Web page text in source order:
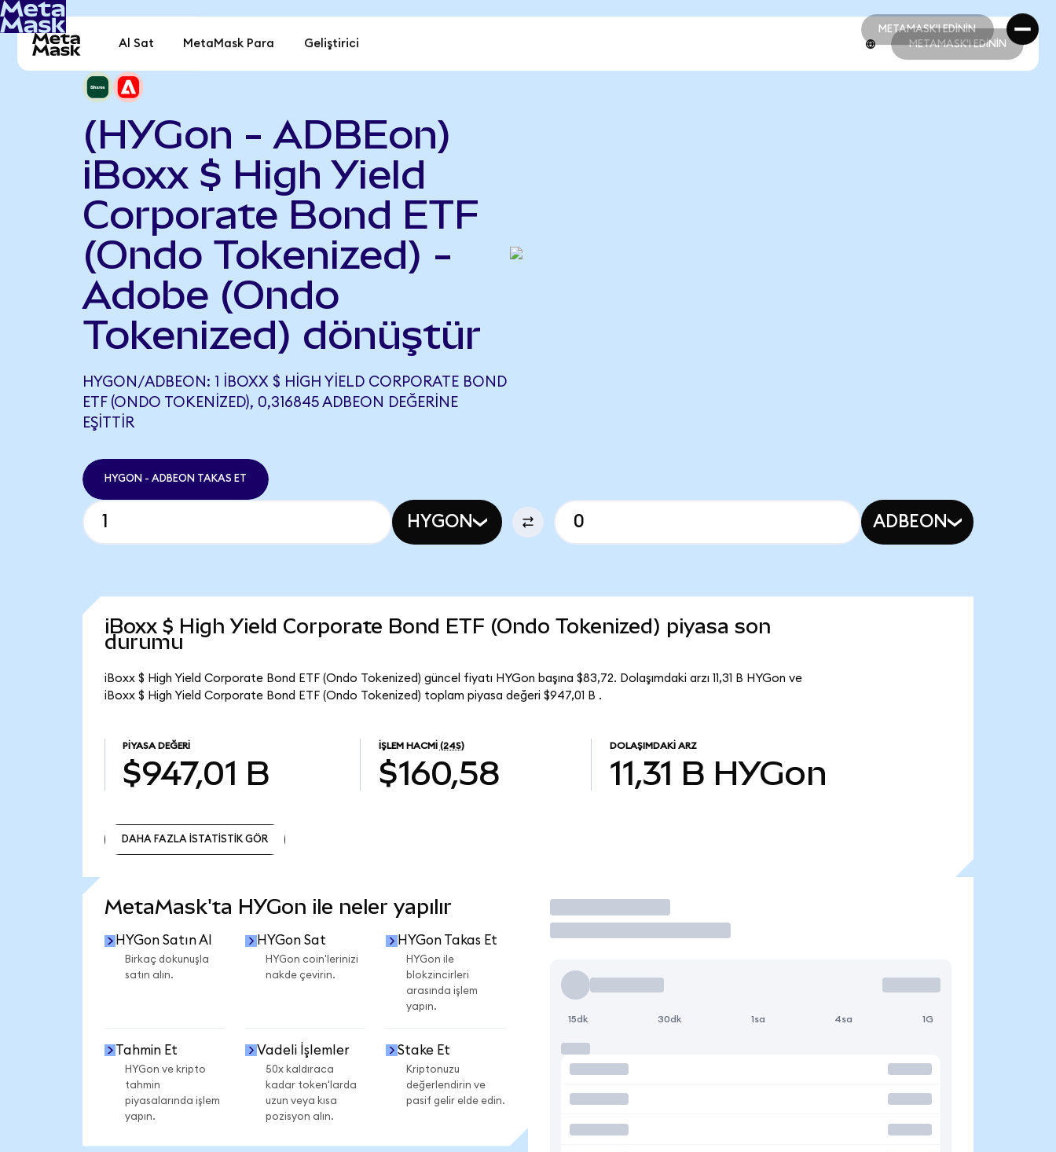
METAMASK'I EDİNİN
METAMASK'I EDİNİN
Al Sat MetaMask Para Geliştirici METAMASK'I EDİNİN
(HYGon - ADBEon)
iBoxx $ High Yield
Corporate Bond ETF
(Ondo Tokenized) -
Adobe (Ondo
Tokenized) dönüştür
HYGON/ADBEON: 1 IBOXX $ HIGH YIELD CORPORATE BOND
ETF (ONDO TOKENIZED), 0,316845 ADBEON DEĞERINE
EŞITTIR
HYGON - ADBEON TAKAS ET
HYGON ADBEON
iBoxx $ High Yield Corporate Bond ETF (Ondo Tokenized) piyasa son
durumu
iBoxx $ High Yield Corporate Bond ETF (Ondo Tokenized) güncel fiyatı HYGon başına $83,72. Dolaşımdaki arzı 11,31 B HYGon ve
iBoxx $ High Yield Corporate Bond ETF (Ondo Tokenized) toplam piyasa değeri $947,01 B .
PIYASA DEĞERI
$947,01 B
İŞLEM HACMI (24S)
$160,58
DOLAŞIMDAKI ARZ
11,31 B HYGon
DAHA FAZLA İSTATİSTİK GÖR
MetaMask'ta HYGon ile neler yapılır
HYGon Satın Al
Birkaç dokunuşla
satın alın.
HYGon Sat
HYGon coin'lerinizi
nakde çevirin.
HYGon Takas Et
HYGon ile
blokzincirleri
arasında işlem
yapın.
Tahmin Et
HYGon ve kripto
tahmin
piyasalarında işlem
yapın.
Vadeli İşlemler
50x kaldıraca
kadar token'larda
uzun veya kısa
pozisyon alın.
Stake Et
Kriptonuzu
değerlendirin ve
pasif gelir elde edin.
İşlem Yap
15dk 30dk 1sa 4sa 1G